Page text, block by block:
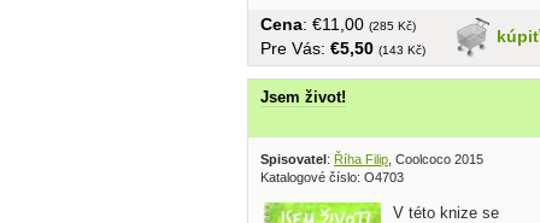
kúpiť
Cena: €11,00 (285 Kč)
Pre Vás: €5,50 (143 Kč)
Jsem život!
Spisovatel: Říha Filip , Coolcoco 2015
Katalogové číslo: O4703
V této knize se